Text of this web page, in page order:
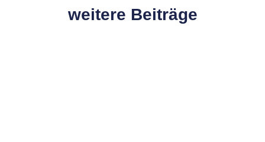
weitere Beiträge